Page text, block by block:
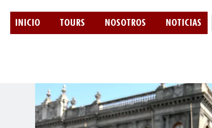
INICIO TOURS NOSOTROS NOTICIAS